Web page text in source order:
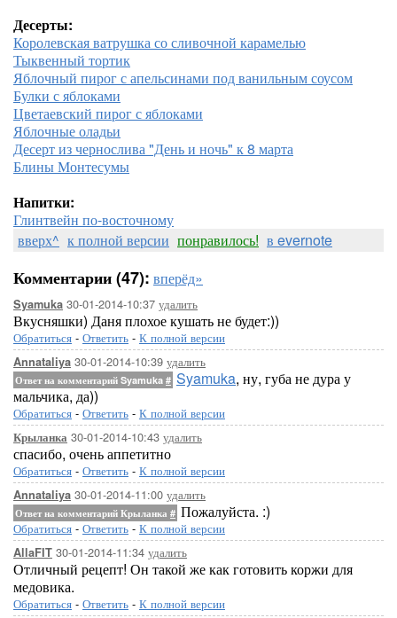
Десерты:
Королевская ватрушка со сливочной карамелью
Тыквенный тортик
Яблочный пирог с апельсинами под ванильным соусом
Булки с яблоками
Цветаевский пирог с яблоками
Яблочные оладьи
Десерт из чернослива "День и ночь" к 8 марта
Блины Монтесумы
Напитки:
Глинтвейн по-восточному
вверх^ к полной версии понравилось! в evernote
Комментарии (47): вперёд»
Syamuka 30-01-2014-10:37 удалить
Вкусняшки) Даня плохое кушать не будет:))
Обратиться - Ответить - К полной версии
Annataliya 30-01-2014-10:39 удалить
Ответ на комментарий Syamuka # Syamuka, ну, губа не дура у
мальчика, да))
Обратиться - Ответить - К полной версии
Крыланка 30-01-2014-10:43 удалить
спасибо, очень аппетитно
Обратиться - Ответить - К полной версии
Annataliya 30-01-2014-11:00 удалить
Ответ на комментарий Крыланка # Пожалуйста. :)
Обратиться - Ответить - К полной версии
AllaFIT 30-01-2014-11:34 удалить
Отличный рецепт! Он такой же как готовить коржи для
медовика.
Обратиться - Ответить - К полной версии